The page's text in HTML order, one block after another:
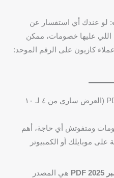
: لو عندك أي استفسار عن
اللي عليها خصومات، ممكن
كازيون على الرقم الموحد:
💾 تحميل مجلة عروض كازيون PDF (العرض ساري من ٤ لـ ١٠
ومتفوتش أي حاجة، أهم
موبايلك أو الكمبيوتر
هي المصدر